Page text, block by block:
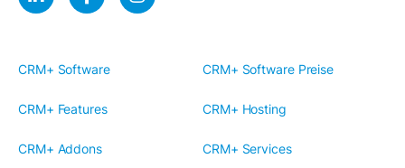
CRM+ Software CRM+ Software Preise
CRM+ Features CRM+ Hosting
CRM+ Addons CRM+ Services